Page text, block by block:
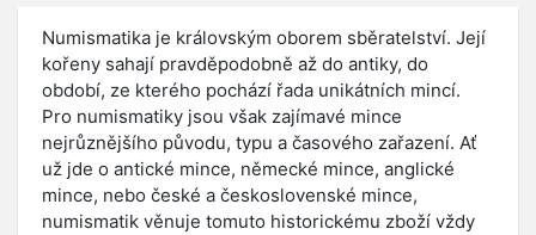
Numismatika je královským oborem sběratelství. Její
kořeny sahají pravděpodobně až do antiky, do
období, ze kterého pochází řada unikátních mincí.
Pro numismatiky jsou však zajímavé mince
nejrůznějšího původu, typu a časového zařazení. Ať
už jde o antické mince, německé mince, anglické
mince, nebo české a československé mince,
numismatik věnuje tomuto historickému zboží vždy